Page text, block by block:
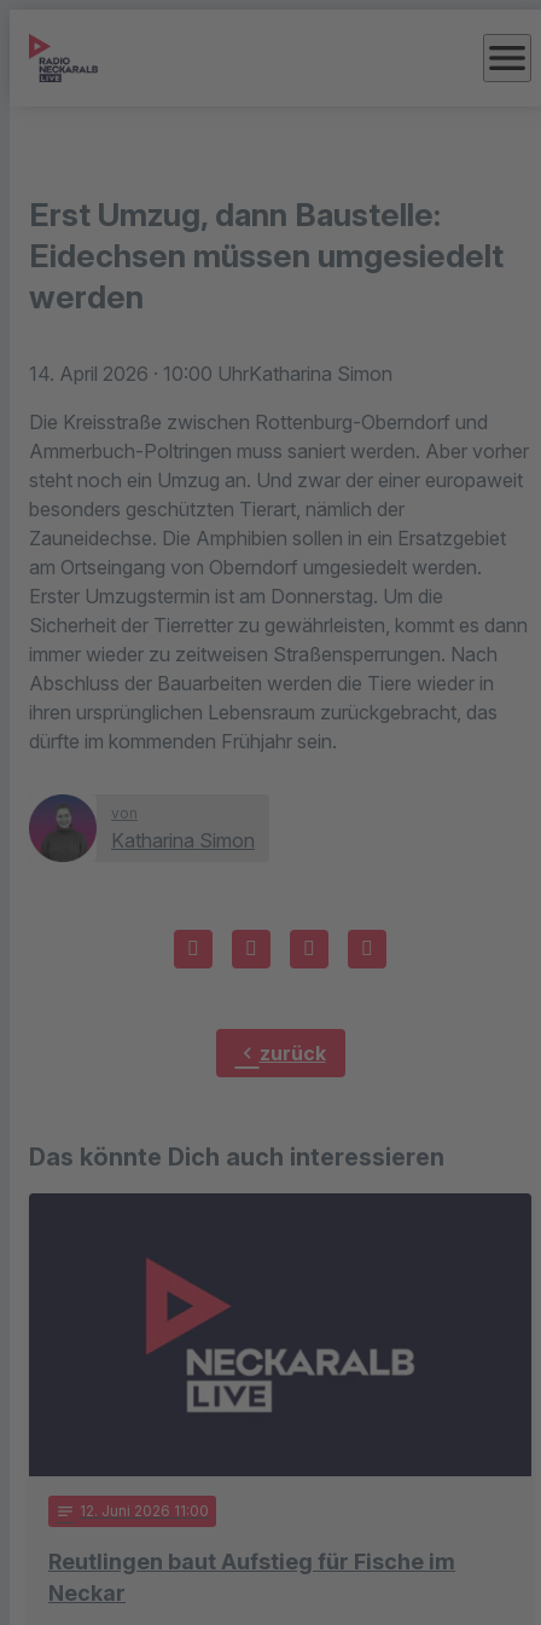
menu
Erst Umzug, dann Baustelle:
Eidechsen müssen umgesiedelt
werden
14. April 2026 · 10:00 UhrKatharina Simon
Die Kreisstraße zwischen Rottenburg-Oberndorf und
Ammerbuch-Poltringen muss saniert werden. Aber vorher
steht noch ein Umzug an. Und zwar der einer europaweit
besonders geschützten Tierart, nämlich der
Zauneidechse. Die Amphibien sollen in ein Ersatzgebiet
am Ortseingang von Oberndorf umgesiedelt werden.
Erster Umzugstermin ist am Donnerstag. Um die
Sicherheit der Tierretter zu gewährleisten, kommt es dann
immer wieder zu zeitweisen Straßensperrungen. Nach
Abschluss der Bauarbeiten werden die Tiere wieder in
ihren ursprünglichen Lebensraum zurückgebracht, das
dürfte im kommenden Frühjahr sein.
von
Katharina Simon
chevron_left zurück
Das könnte Dich auch interessieren
notes 12. Juni 2026 11:00
Reutlingen baut Aufstieg für Fische im
Neckar